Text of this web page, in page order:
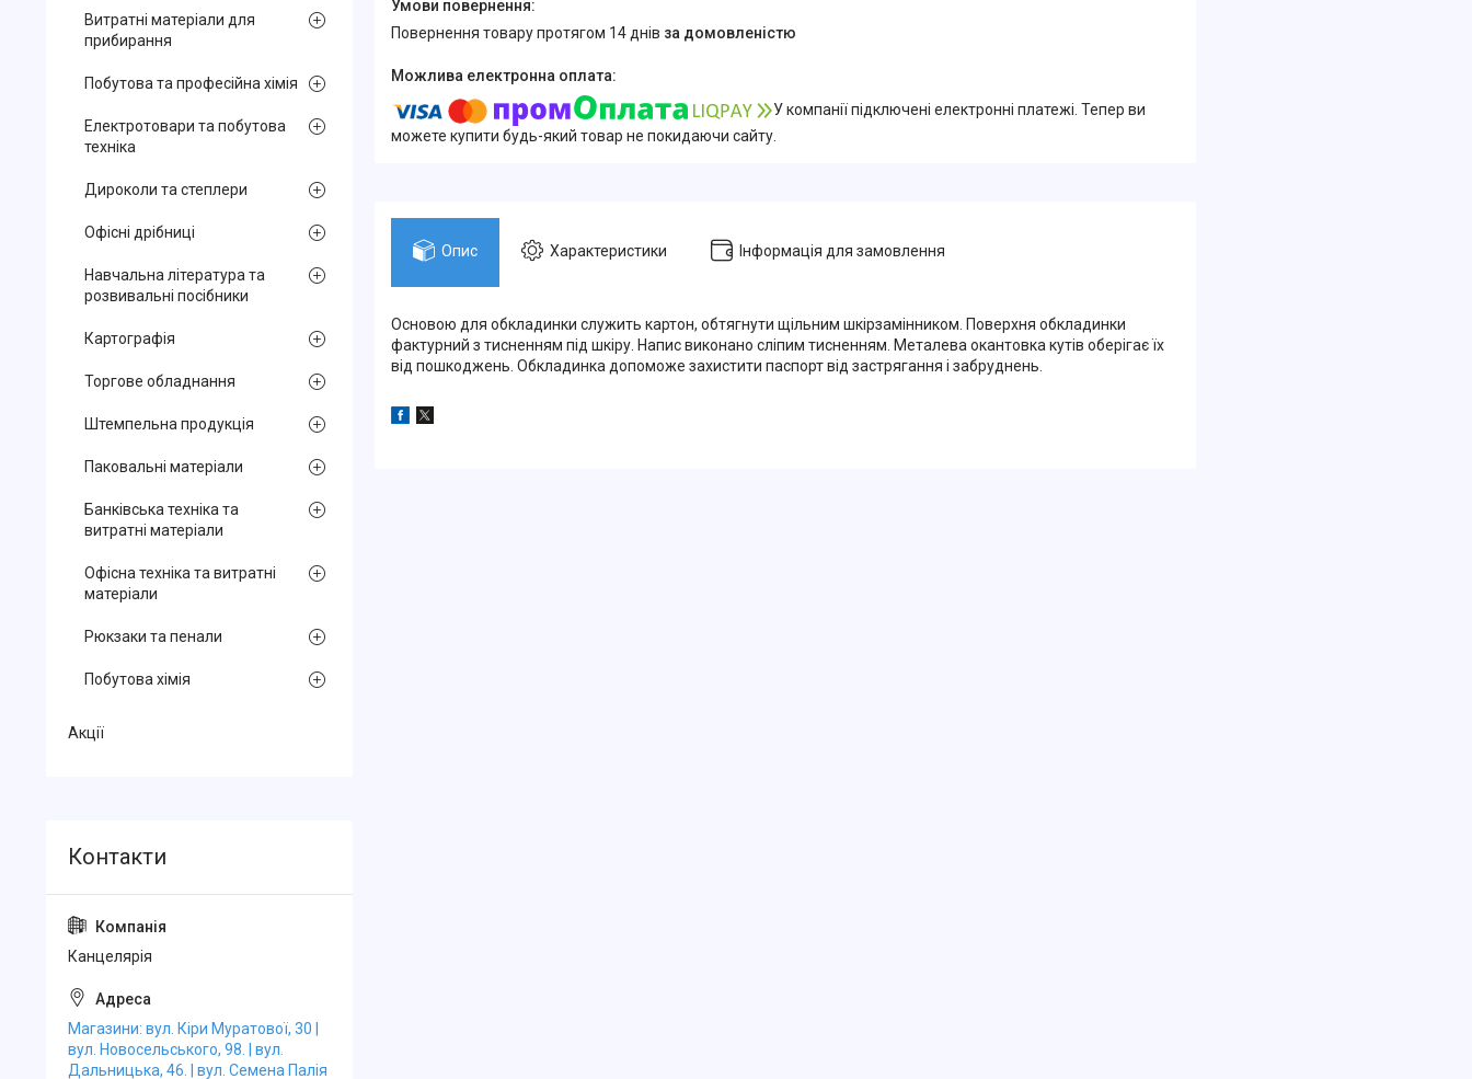
повернення товару протягом 14 днів за домовленістю
У компанії підключені електронні платежі. Тепер ви
можете купити будь-який товар не покидаючи сайту.
Опис Характеристики Інформація для замовлення
Основою для обкладинки служить картон, обтягнути щільним шкірзамінником. Поверхня обкладинки
фактурний з тисненням під шкіру. Напис виконано сліпим тисненням. Металева окантовка кутів оберігає їх
від пошкоджень. Обкладинка допоможе захистити паспорт від застрягання і забруднень.
Витратні матеріали для
прибирання
Побутова та професійна хімія
Електротовари та побутова
техніка
Дироколи та степлери
Офісні дрібниці
Навчальна література та
розвивальні посібники
Картографія
Торгове обладнання
Штемпельна продукція
Паковальні матеріали
Банківська техніка та
витратні матеріали
Офісна техніка та витратні
матеріали
Рюкзаки та пенали
Побутова хімія
Акції
Канцелярiя
Магазини: вул. Кіри Муратової, 30 |
вул. Новосельського, 98. | вул.
Дальницька, 46. | вул. Семена Палія